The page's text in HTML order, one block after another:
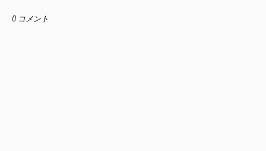
0 コメント